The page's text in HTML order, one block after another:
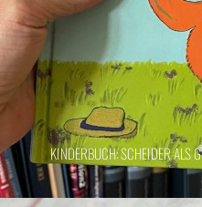
KINDERBUCH: SCHEIDER ALS